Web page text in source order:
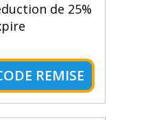
de 25%
REMISE